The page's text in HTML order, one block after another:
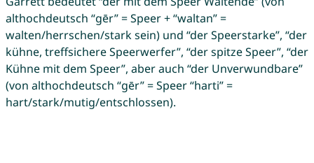
althochdeutsch “gēr” = Speer + “waltan” =
walten/herrschen/stark sein) und “der Speerstarke”, “der
kühne, treffsichere Speerwerfer”, “der spitze Speer”, “der
Kühne mit dem Speer”, aber auch “der Unverwundbare”
(von althochdeutsch “gēr” = Speer “harti” =
hart/stark/mutig/entschlossen).